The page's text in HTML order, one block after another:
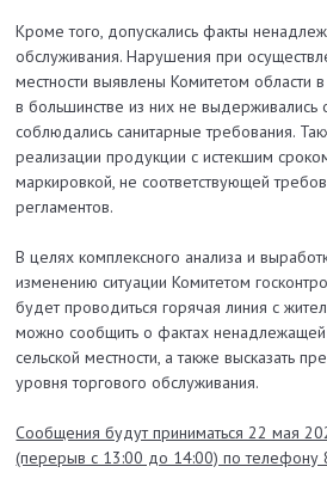
Кроме того, допускались факты
обслуживания. Нарушения при
местности выявлены Комитетом области
в большинстве из них не выдерживались
соблюдались санитарные требования.
реализации продукции с истекшим
маркировкой, не соответствующей
регламентов.
В целях комплексного анализа и
изменению ситуации Комитетом
будет проводиться горячая линия с
можно сообщить о фактах ненадлежащей
сельской местности, а также высказать
уровня торгового обслуживания.
Сообщения будут приниматься 22 мая
(перерыв с 13:00 до 14:00) по телефону